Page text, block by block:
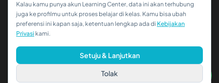
Hi!👋
Kalau kamu butuh bantuan,
© 2026 PT Dibimbing. All Rights Reserved
Kalau kamu punya akun Learning Center, data ini akan terhubung
juga ke profilmu untuk proses belajar di kelas. Kamu bisa ubah
preferensi ini kapan saja, ketentuan lengkap ada di Kebijakan
Privasi kami.
Tolak
Setuju & Lanjutkan